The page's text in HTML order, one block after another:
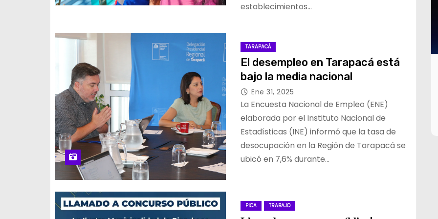
establecimientos…
TARAPACÁ
El desempleo en Tarapacá está
bajo la media nacional
Ene 31, 2025
La Encuesta Nacional de Empleo (ENE)
elaborada por el Instituto Nacional de
Estadísticas (INE) informó que la tasa de
desocupación en la Región de Tarapacá se
ubicó en 7,6% durante…
PICA TRABAJO